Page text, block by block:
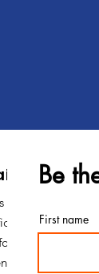
del vino
una
público sin
reconocida
Internas:
Be
First name